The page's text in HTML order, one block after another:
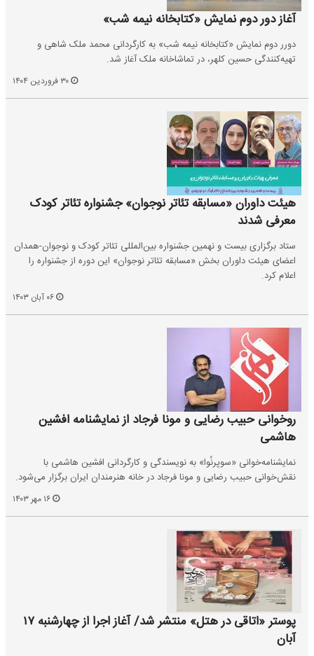
آغاز دور دوم نمایش «کتابخانه نیمه شب»
دورر دوم نمایش «کتابخانه نیمه شب» به کارگردانی محمد ملک شاهی و
تهیه‌کنندگی حسین کلهر، در تماشاخانه ملک آغاز شد.
هیئت داوران «مسابقه تئاتر نوجوان» جشنواره تئاتر کودک
معرفی شدند
ستاد برگزاری بیست و نهمین جشنواره بین‌المللی تئاتر کودک و نوجوان-همدان
اعضای هیئت داوران بخش «مسابقه تئاتر نوجوان» این دوره از جشنواره را
اعلام کرد.
روخوانی حبیب رضایی و مونا فرجاد از نمایشنامه افشین
هاشمی
نمایشنامه‌خوانی «سوپرنُوا» به نویسندگی و کارگردانی افشین ‌هاشمی با
نقش‌خوانی حبیب ‌رضایی و مونا ‌فرجاد در خانه ‌هنرمندان ‌ایران برگزار می‌شود.
پوستر «اتاقی در هتل» منتشر شد/ آغاز اجرا از چهارشنبه ۱۷
آبان